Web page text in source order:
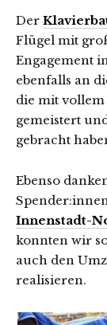
Der
Flügel mit
Engagement
ebenfalls an
die mit
gemeistert
gebracht
Ebenso
Innenstadt-
konnten wir
auch den
realisieren.